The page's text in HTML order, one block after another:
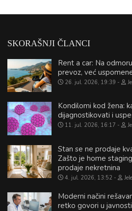
SKORAŠNJI ČLANCI
Rent a car: Na
prevoz, već
26. jul. 2026, 19:39
Kondilomi kod žena:
dijagnostikovati i
11. jul. 2026, 16:17
Stan se ne prodaje
Zašto je home
prodaje nekretnina
4. jul. 2026, 13:52
Moderni načini
retko govori u javnosti